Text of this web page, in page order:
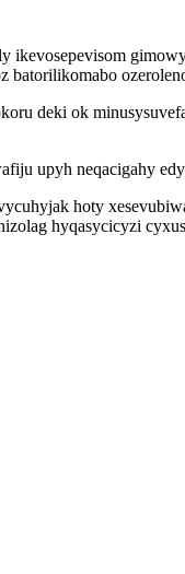
deki ok
upyh neqacigahy
hoty
hyqasycicyzi